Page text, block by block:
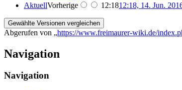
AktuellVorherige 12:1812:18, 14. Jun.
Abgerufen von „https://www.freimaurer-wiki.de/
Navigation
Navigation